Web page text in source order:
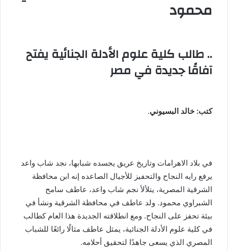
محمود
.. طالب كلية علوم الأدلة الجنائية يفتح
آفاقًا جديدة في مصر
كتب: خالد البسيوني.
في بلاد الاهرامات وتاريخ عريق يجسده شبابها، نجد شاب واعد
يرفع رايه النجاح والتحفيز للأجيال الصاعده إنه ابن محافظة
الشرقية المصرية، يتلألأ نجم شاب واعد، عاطف سامح
الشبراوي محمود. ولد عاطف في محافظة الشرقية ونشأ في
بيئة تحفز على النجاح. ومع انطلاقته الجديدة هذا العام كطالب
في كلية علوم الأدلة الجنائية، يمثل عاطف مثالًا رائعًا للشباب
المصري الذي يسعى جاهدًا لتحقيق أحلامه.